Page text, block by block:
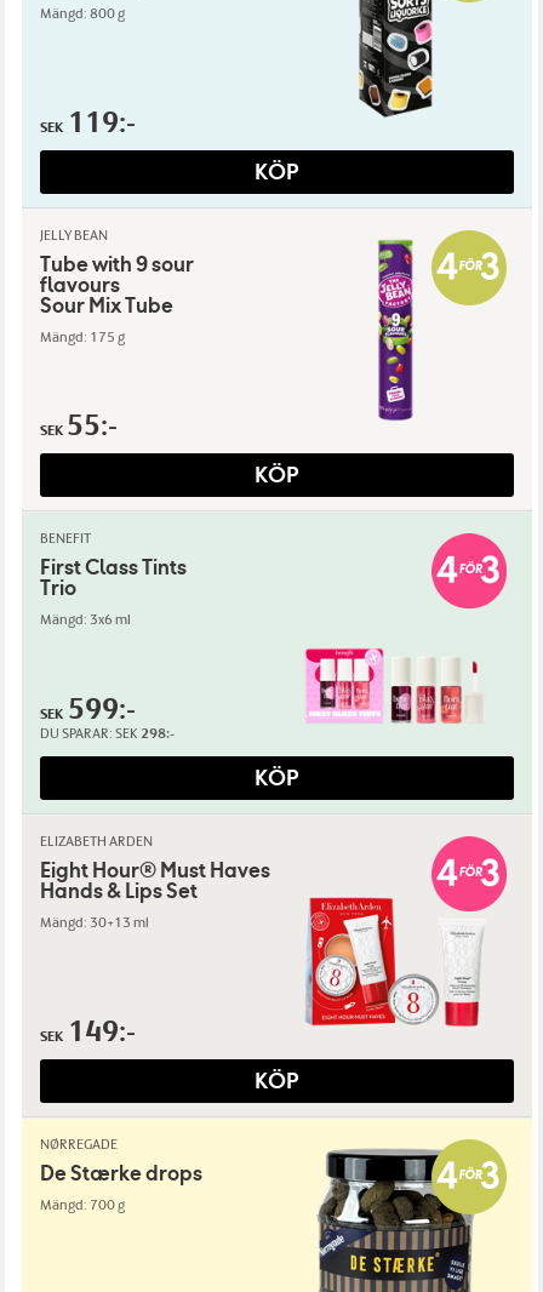
Mängd: 800 g
SEK 119:-
KÖP
JELLY BEAN
Tube with 9 sour
flavours
Sour Mix Tube
Mängd: 175 g
SEK 55:-
KÖP
BENEFIT
First Class Tints
Trio
Mängd: 3x6 ml
SEK 599:-
DU SPARAR: SEK 298:-
KÖP
ELIZABETH ARDEN
Eight Hour® Must Haves
Hands & Lips Set
Mängd: 30+13 ml
SEK 149:-
KÖP
NØRREGADE
De Stærke drops
Mängd: 700 g